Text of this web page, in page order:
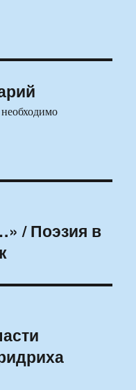
/ Поэзия в